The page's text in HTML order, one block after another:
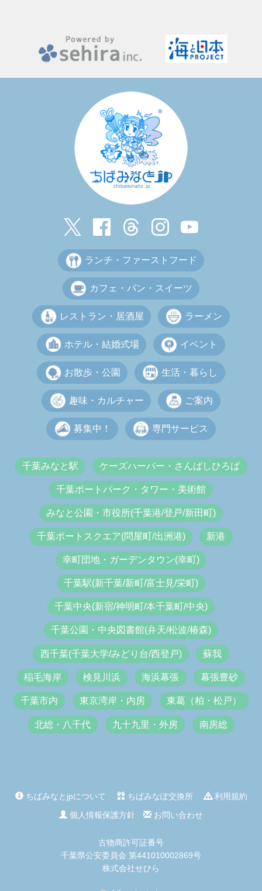
ランチ・ファーストフード
カフェ・パン・スイーツ
レストラン・居酒屋 ラーメン
ホテル・結婚式場 イベント
お散歩・公園 生活・暮らし
趣味・カルチャー ご案内
募集中！ 専門サービス
千葉みなと駅 ケーズハーバー・さんばしひろば
千葉ポートパーク・タワー・美術館
みなと公園・市役所(千葉港/登戸/新田町)
千葉ポートスクエア(問屋町/出洲港) 新港
幸町団地・ガーデンタウン(幸町)
千葉駅(新千葉/新町/富士見/栄町)
千葉中央(新宿/神明町/本千葉町/中央)
千葉公園・中央図書館(弁天/松波/椿森)
西千葉(千葉大学/みどり台/西登戸) 蘇我
稲毛海岸 検見川浜 海浜幕張 幕張豊砂
千葉市内 東京湾岸・内房 東葛（柏・松戸）
北総・八千代 九十九里・外房 南房総
ちばみなとjpについて ちばみなぽ交換所
利用規約
個人情報保護方針
お問い合わせ
古物商許可証番号
千葉県公安委員会 第441010002869号
株式会社せひら